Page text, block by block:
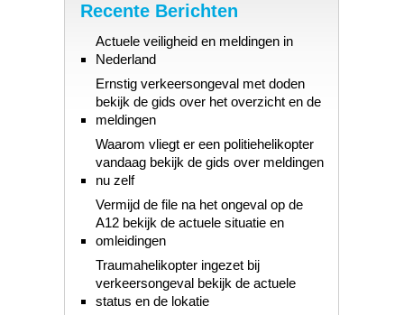
Recente Berichten
Actuele veiligheid en meldingen in
Nederland
Ernstig verkeersongeval met doden
bekijk de gids over het overzicht en de
meldingen
Waarom vliegt er een politiehelikopter
vandaag bekijk de gids over meldingen
nu zelf
Vermijd de file na het ongeval op de
A12 bekijk de actuele situatie en
omleidingen
Traumahelikopter ingezet bij
verkeersongeval bekijk de actuele
status en de lokatie